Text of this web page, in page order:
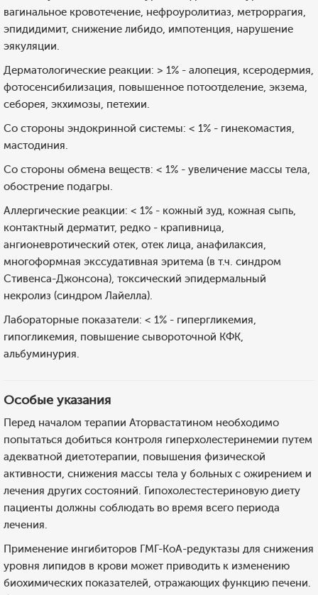
вагинальное кровотечение, нефроуролитиаз, метроррагия,
эпидидимит, снижение либидо, импотенция, нарушение
эякуляции.
Дерматологические реакции: > 1% - алопеция, ксеродермия,
фотосенсибилизация, повышенное потоотделение, экзема,
себорея, экхимозы, петехии.
Со стороны эндокринной системы: < 1% - гинекомастия,
мастодиния.
Со стороны обмена веществ: < 1% - увеличение массы тела,
обострение подагры.
Аллергические реакции: < 1% - кожный зуд, кожная сыпь,
контактный дерматит, редко - крапивница,
ангионевротический отек, отек лица, анафилаксия,
многоформная экссудативная эритема (в т.ч. синдром
Стивенса-Джонсона), токсический эпидермальный
некролиз (синдром Лайелла).
Лабораторные показатели: < 1% - гипергликемия,
гипогликемия, повышение сывороточной КФК,
альбуминурия.
Особые указания
Перед началом терапии Аторвастатином необходимо
попытаться добиться контроля гиперхолестеринемии путем
адекватной диетотерапии, повышения физической
активности, снижения массы тела у больных с ожирением и
лечения других состояний. Гипохолестестериновую диету
пациенты должны соблюдать во время всего периода
лечения.
Применение ингибиторов ГМГ-КоА-редуктазы для снижения
уровня липидов в крови может приводить к изменению
биохимических показателей, отражающих функцию печени.